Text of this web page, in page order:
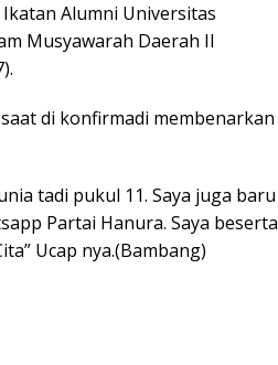
Alumni Universitas
Musyawarah Daerah II
di konfirmadi membenarkan
tadi pukul 11. Saya juga baru
Partai Hanura. Saya beserta
Ucap nya.(Bambang)